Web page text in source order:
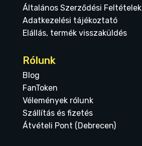
Általános Szerződési Feltételek
Adatkezelési tájékoztató
Elállás, termék visszaküldés
Rólunk
Blog
FanToken
Vélemények rólunk
Szállítás és fizetés
Átvételi Pont (Debrecen)